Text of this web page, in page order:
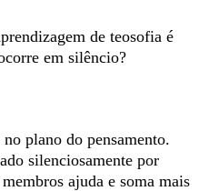
de teosofia é
em silêncio?
plano do pensamento.
silenciosamente por
ajuda e soma mais